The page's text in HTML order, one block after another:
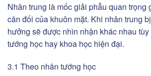
Nhân trung là mốc giải phẫu quan trọng
cân đối của khuôn mặt. Khi nhân trung
hưởng sẽ được nhìn nhận khác nhau
tướng học hay khoa học hiện đại.
3.1 Theo nhân tướng học